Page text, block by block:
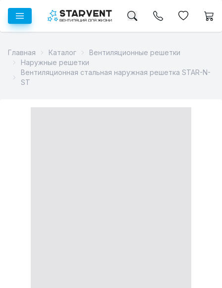
Главная Каталог
Вентиляционные решетки
Наружные решетки
Вентиляционная стальная наружная решетка STAR-N-
ST